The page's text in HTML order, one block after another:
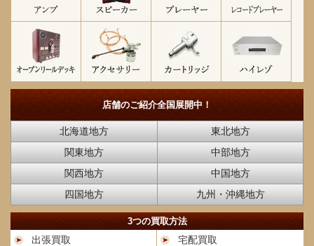
店舗のご紹介全国展開中！
北海道地方
東北地方
関東地方
中部地方
関西地方
中国地方
四国地方
九州・沖縄地方
3つの買取方法
出張買取
宅配買取